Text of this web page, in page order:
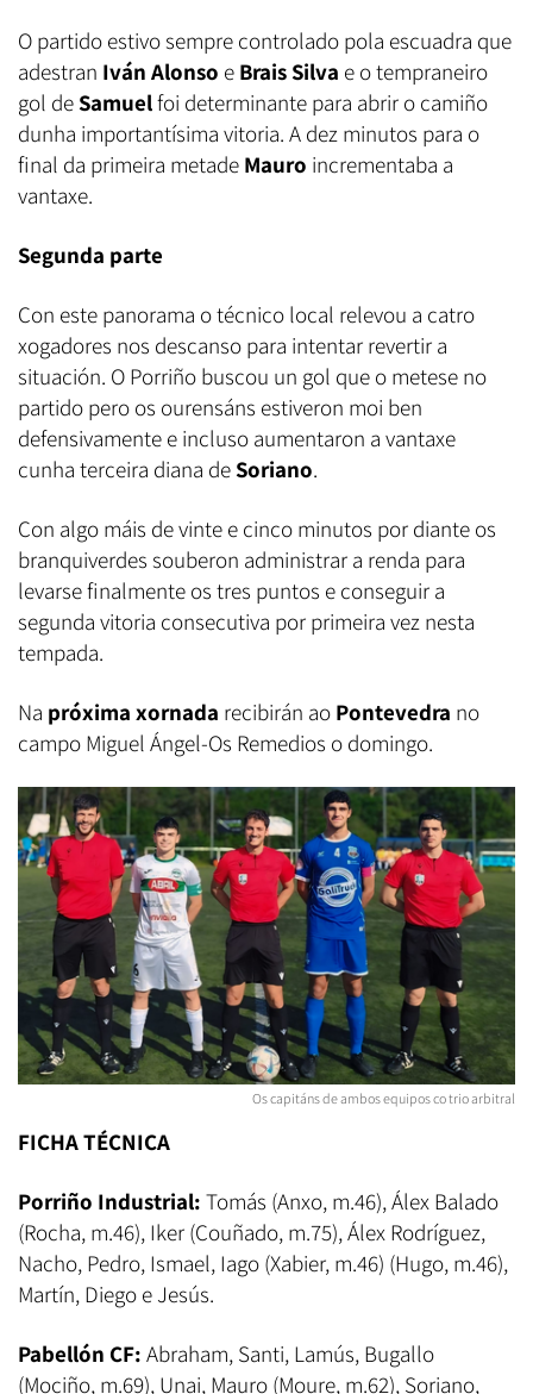
O partido estivo sempre controlado pola escuadra que
adestran Iván Alonso e Brais Silva e o tempraneiro
gol deSamuelfoi determinante para abrir o camiño
dunha importantísima vitoria. A dez minutos para o
final da primeira metade Mauro incrementaba a
vantaxe.
Segunda parte
Con este panorama o técnico local relevou a catro
xogadores nos descanso para intentar revertir a
situación. O Porriño buscou un gol que o metese no
partido pero os ourensáns estiveron moi ben
defensivamente e incluso aumentaron a vantaxe
cunha terceira diana deSoriano.
Con algo máis de vinte e cinco minutos por diante os
branquiverdes souberon administrar a renda para
levarse finalmente os tres puntos e conseguir a
segunda vitoria consecutiva por primeira vez nesta
tempada.
Na próxima xornada recibirán ao Pontevedra no
campo Miguel Ángel-Os Remedios o domingo.
Os capitáns de ambos equipos co trio arbitral
FICHA TÉCNICA
Porriño Industrial: Tomás (Anxo, m.46), Álex Balado
(Rocha, m.46), Iker (Couñado, m.75), Álex Rodríguez,
Nacho, Pedro, Ismael, Iago (Xabier, m.46) (Hugo, m.46),
Martín, Diego e Jesús.
Pabellón CF: Abraham, Santi, Lamús, Bugallo
(Mociño, m.69), Unai, Mauro (Moure, m.62), Soriano,